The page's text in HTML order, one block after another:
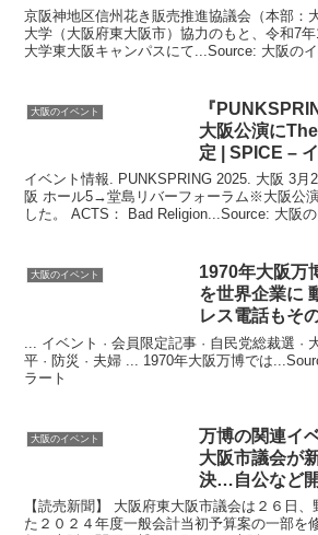
…
京阪神地区信州花き販売推進協議会（本部：
大学（大阪府東大阪市）協力のもと、令和7
大学東大阪キャンパスにて...Source: 大阪の
大阪のイベント
『
大阪公演に
定 | SPICE –
イベント情報. PUNKSPRING 2025. 大阪 3月
阪 ホール5→堂島リバーフォーラム※大阪公
した。 ACTS： Bad Religion...Source: 大阪
大阪のイベント 1970年大阪万
を世界企業に
レス電話もそ
... イベント · 会員限定記事 · 自民党総裁選 ·
平 · 防災 · 夫婦 ... 1970年大阪万博では
ラート
大阪のイベント 万博の関連イ
大阪市議会が
決…自公など
【読売新聞】 大阪府東大阪市議会は２６日
た２０２４年度一般会計当初予算案の一部を